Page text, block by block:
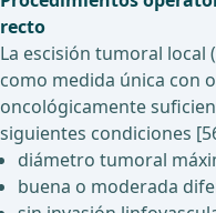
recto
La escisión tumoral local
como medida única con
oncológicamente
siguientes condiciones
diámetro tumoral
buena o moderada